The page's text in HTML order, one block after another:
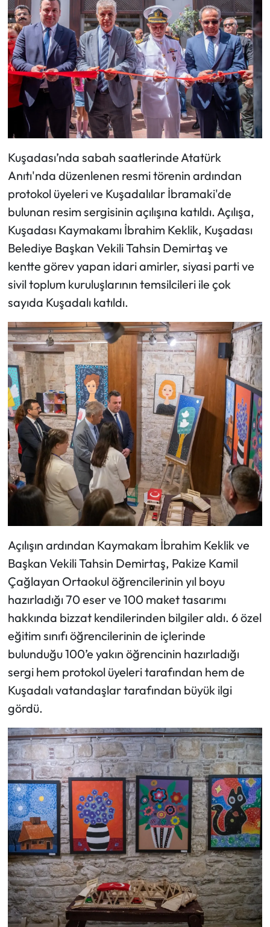
Kuşadası’nda sabah saatlerinde Atatürk
Anıtı'nda düzenlenen resmi törenin ardından
protokol üyeleri ve Kuşadalılar İbramaki'de
bulunan resim sergisinin açılışına katıldı. Açılışa,
Kuşadası Kaymakamı İbrahim Keklik, Kuşadası
Belediye Başkan Vekili Tahsin Demirtaş ve
kentte görev yapan idari amirler, siyasi parti ve
sivil toplum kuruluşlarının temsilcileri ile çok
sayıda Kuşadalı katıldı.
Açılışın ardından Kaymakam İbrahim Keklik ve
Başkan Vekili Tahsin Demirtaş, Pakize Kamil
Çağlayan Ortaokul öğrencilerinin yıl boyu
hazırladığı 70 eser ve 100 maket tasarımı
hakkında bizzat kendilerinden bilgiler aldı. 6 özel
eğitim sınıfı öğrencilerinin de içlerinde
bulunduğu 100’e yakın öğrencinin hazırladığı
sergi hem protokol üyeleri tarafından hem de
Kuşadalı vatandaşlar tarafından büyük ilgi
gördü.